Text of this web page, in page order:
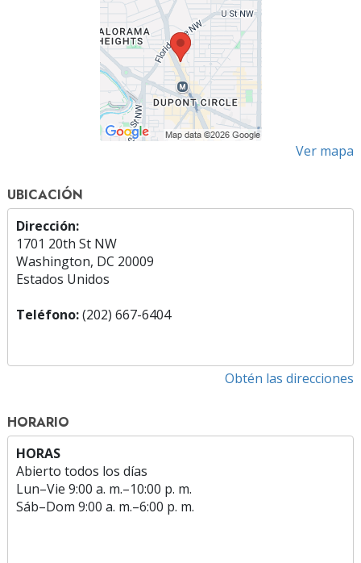
Ver mapa
UBICACIÓN
Dirección:
1701 20th St NW
Washington, DC 20009
Estados Unidos
Teléfono:(202) 667-6404
Obtén las direcciones
HORARIO
HORAS
Abierto todos los días
Lun–Vie 9:00 a. m.–10:00 p. m.
Sáb–Dom 9:00 a. m.–6:00 p. m.